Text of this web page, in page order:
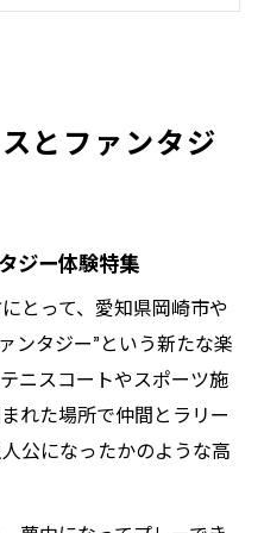
テニス時間
時間の過ごし方
レッシュするコツ
過ごす大人のテニス時
を発見する週末提案
非日常スポット特集
とファンタジ
ジー体験特集
とって、愛知県岡崎市や
ンタジー”という新たな楽
ニスコートやスポーツ施
れた場所で仲間とラリー
公になったかのような高